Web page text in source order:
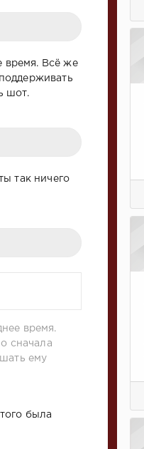
время. Всё же
шот.
так ничего
время.
сначала
ему
была